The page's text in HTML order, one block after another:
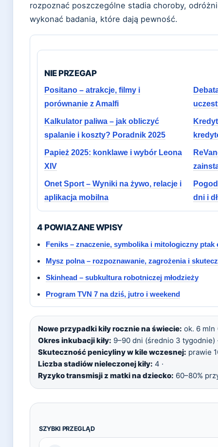
rozpoznać poszczególne stadia choroby,
wykonać badania, które dają pewność.
NIE PRZEGAP
Positano – atrakcje, filmy i
porównanie z Amalfi
Kalkulator paliwa – jak obliczyć
spalanie i koszty? Poradnik 2025
Papież 2025: konklawe i wybór Leona
XIV
Onet Sport – Wyniki na żywo, relacje i
aplikacja mobilna
dni i
4 POWIAZANE WPISY
Feniks – znaczenie, symbolika i mitologiczny ptak
Mysz polna – rozpoznawanie, zagrożenia i
Skinhead – subkultura robotniczej młodzieży
Program TVN 7 na dziś, jutro i weekend
Nowe przypadki kiły rocznie na świecie: ok. 6 mln
Okres inkubacji kiły: 9–90 dni (średnio 3 tygodnie)
Skuteczność penicyliny w kile wczesnej: prawie
Liczba stadiów nieleczonej kiły: 4 ·
Ryzyko transmisji z matki na dziecko: 60–80%
SZYBKI PRZEGLĄD